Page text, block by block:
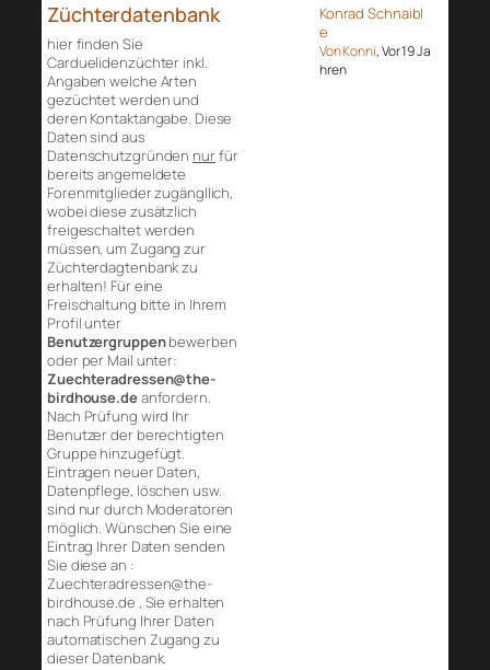
Züchterdatenbank
hier finden Sie
Carduelidenzüchter inkl.
Angaben welche Arten
gezüchtet werden und
deren Kontaktangabe. Diese
Daten sind aus
Datenschutzgründen nurfür
bereits angemeldete
Forenmitglieder zugängllich,
wobei diese zusätzlich
freigeschaltet werden
müssen, um Zugang zur
Züchterdagtenbank zu
erhalten! Für eine
Freischaltung bitte in Ihrem
Profil unter
Benutzergruppenbewerben
oder per Mail unter:
Zuechteradressen@the-
birdhouse.deanfordern.
Nach Prüfung wird Ihr
Benutzer der berechtigten
Gruppe hinzugefügt.
Eintragen neuer Daten,
Datenpflege, löschen usw.
sind nur durch Moderatoren
möglich. Wünschen Sie eine
Eintrag Ihrer Daten senden
Sie diese an :
Zuechteradressen@the-
birdhouse.de , Sie erhalten
nach Prüfung Ihrer Daten
automatischen Zugang zu
dieser Datenbank.
Konrad Schnaibl
e
Von Konni, Vor 19 Ja
hren